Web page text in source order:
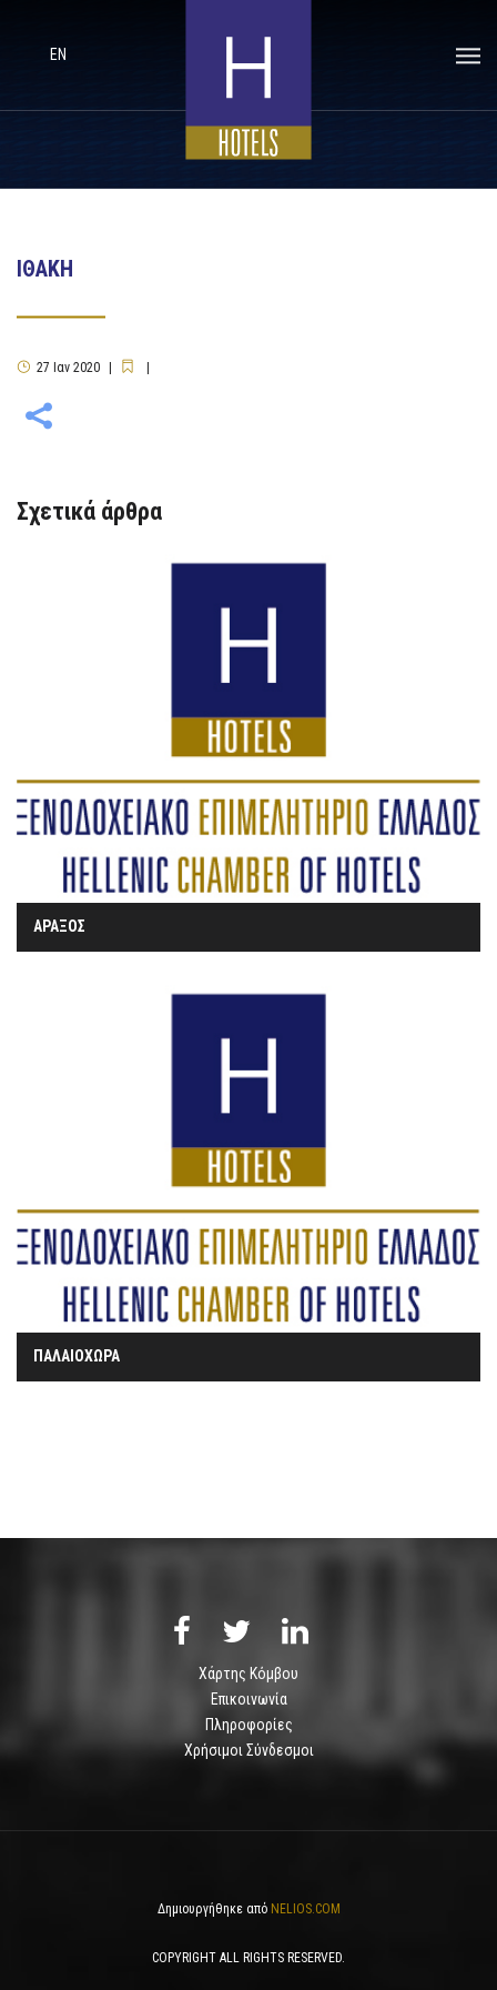
EN
ΙΘΑΚΗ
27 Ιαν 2020
Σχετικά άρθρα
ΑΡΑΞΟΣ
ΠΑΛΑΙΟΧΩΡΑ
Χάρτης Κόμβου
Επικοινωνία
Πληροφορίες
Χρήσιμοι Σύνδεσμοι
Δημιουργήθηκε από NELIOS.COM
COPYRIGHT ALL RIGHTS RESERVED.